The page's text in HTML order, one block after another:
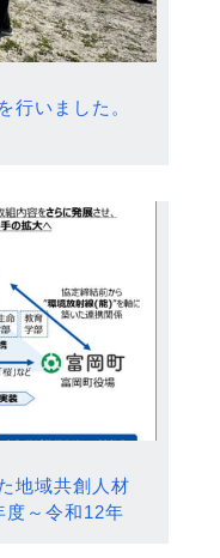
行いました。
地域共創人材
度～令和12年